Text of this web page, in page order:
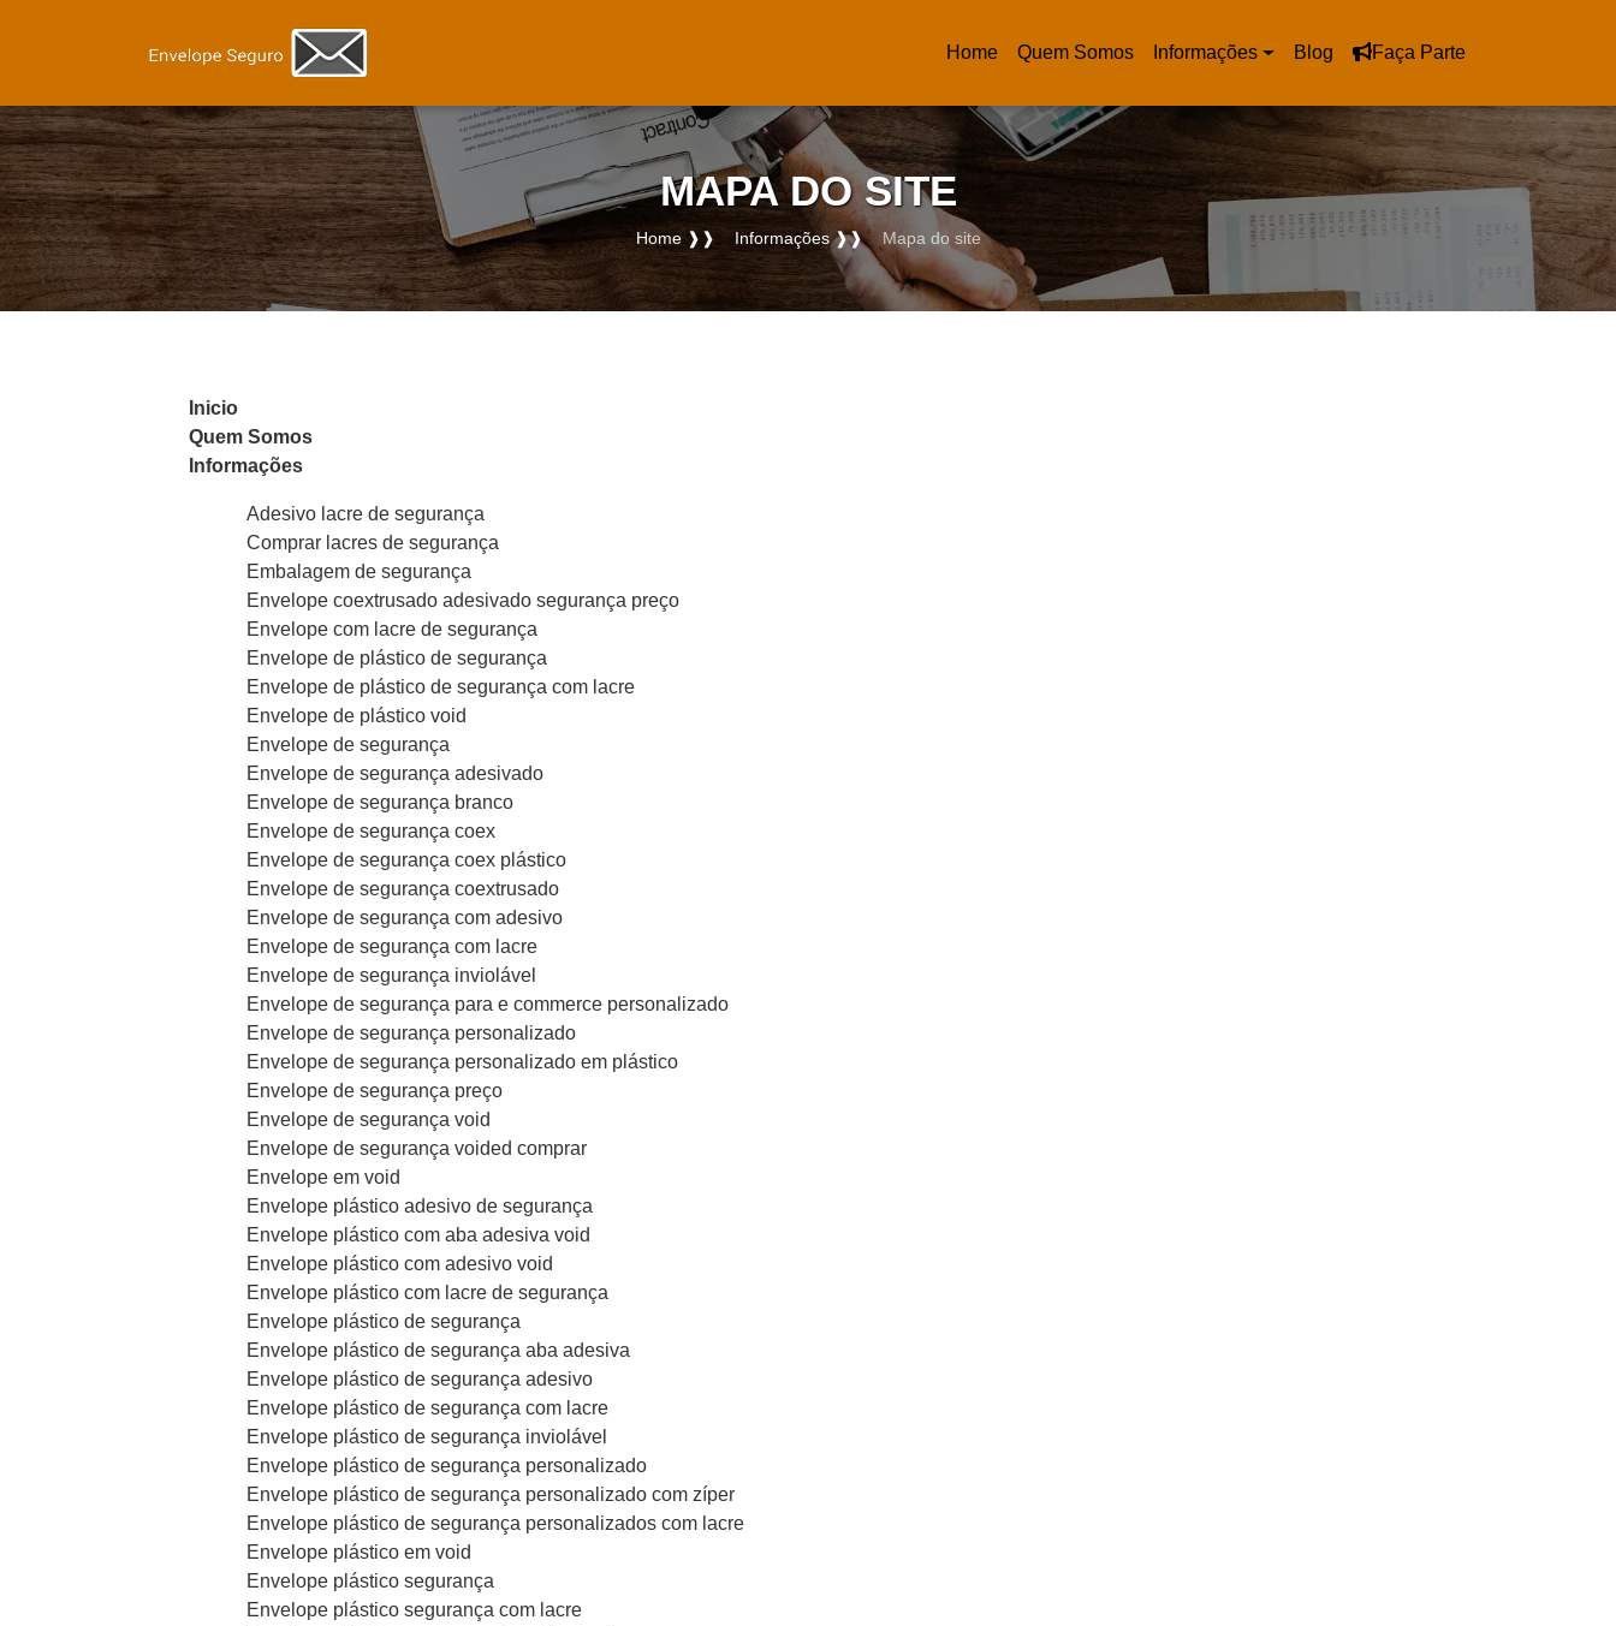
Home
(current)
Quem Somos Informações Blog Faça Parte
MAPA DO SITE
Home ❱❱ Informações ❱❱ Mapa do site
Inicio
Quem Somos
Informações
Adesivo lacre de segurança
Comprar lacres de segurança
Embalagem de segurança
Envelope coextrusado adesivado segurança preço
Envelope com lacre de segurança
Envelope de plástico de segurança
Envelope de plástico de segurança com lacre
Envelope de plástico void
Envelope de segurança
Envelope de segurança adesivado
Envelope de segurança branco
Envelope de segurança coex
Envelope de segurança coex plástico
Envelope de segurança coextrusado
Envelope de segurança com adesivo
Envelope de segurança com lacre
Envelope de segurança inviolável
Envelope de segurança para e commerce personalizado
Envelope de segurança personalizado
Envelope de segurança personalizado em plástico
Envelope de segurança preço
Envelope de segurança void
Envelope de segurança voided comprar
Envelope em void
Envelope plástico adesivo de segurança
Envelope plástico com aba adesiva void
Envelope plástico com adesivo void
Envelope plástico com lacre de segurança
Envelope plástico de segurança
Envelope plástico de segurança aba adesiva
Envelope plástico de segurança adesivo
Envelope plástico de segurança com lacre
Envelope plástico de segurança inviolável
Envelope plástico de segurança personalizado
Envelope plástico de segurança personalizado com zíper
Envelope plástico de segurança personalizados com lacre
Envelope plástico em void
Envelope plástico segurança
Envelope plástico segurança com lacre